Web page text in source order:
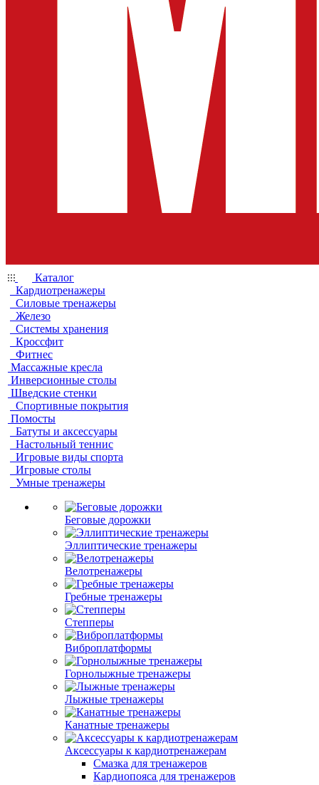
Каталог
Кардиотренажеры
Силовые тренажеры
Железо
Системы хранения
Кроссфит
Фитнес
Массажные кресла
Инверсионные столы
Шведские стенки
Спортивные покрытия
Помосты
Батуты и аксессуары
Настольный теннис
Игровые виды спорта
Игровые столы
Умные тренажеры
Беговые дорожки
Эллиптические тренажеры
Велотренажеры
Гребные тренажеры
Степперы
Виброплатформы
Горнолыжные тренажеры
Лыжные тренажеры
Канатные тренажеры
Аксессуары к кардиотренажерам
Смазка для тренажеров
Кардиопояса для тренажеров